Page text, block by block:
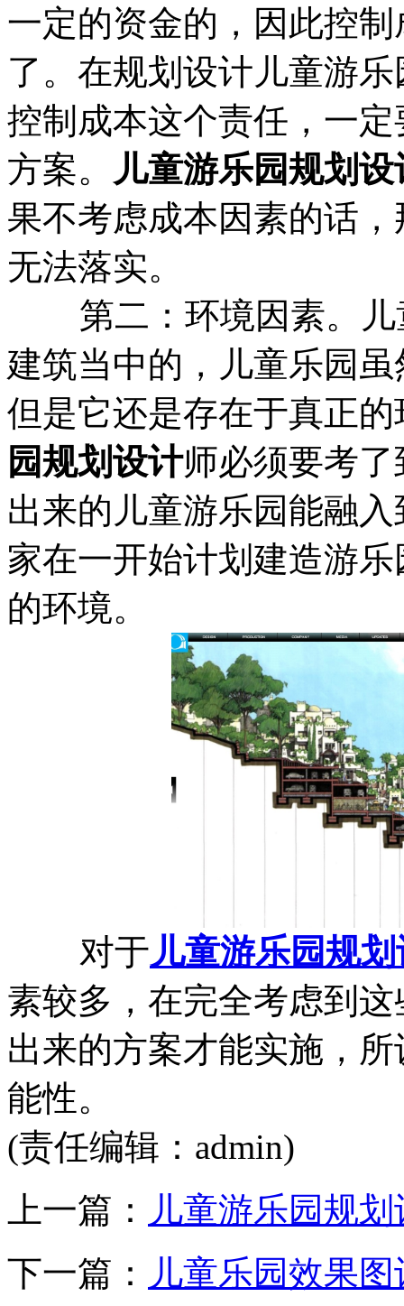
一定的资金的，因此控
了。在规划设计儿童游
控制成本这个责任，一
方案。
儿童游乐园规划设
果不考虑成本因素的话
无法落实。
第二：环境因素。儿
建筑当中的，儿童乐园
但是它还是存在于真正
园规划设计师必须要考
出来的儿童游乐园能融
家在一开始计划建造游
的环境。
对于儿童游乐园规
素较多，在完全考虑到
出来的方案才能实施，
能性。
(责任编辑：admin)
上一篇： 儿童游乐园规
下一篇： 儿童乐园效果